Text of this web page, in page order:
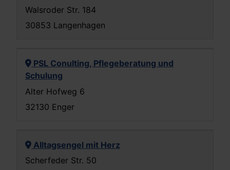
Walsroder Str. 184
30853 Langenhagen
PSL Conulting, Pflegeberatung und
Schulung
Alter Hofweg 6
32130 Enger
Alltagsengel mit Herz
Scherfeder Str. 50